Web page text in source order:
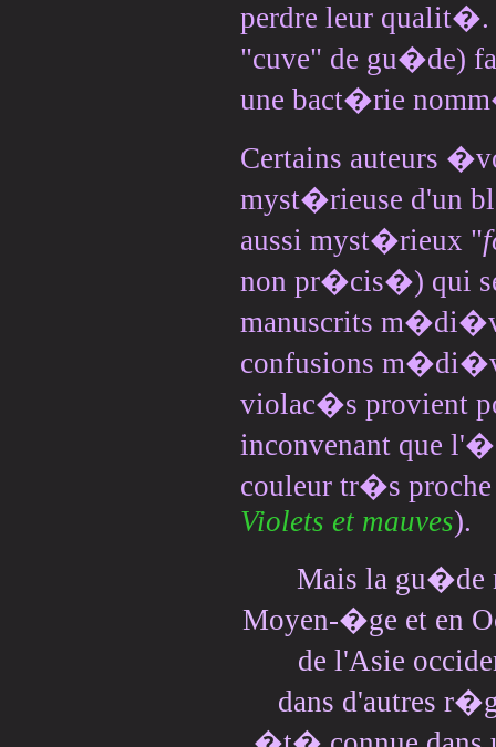
perdre leur
"cuve" de gu�de)
une bact�rie
Certains auteurs
myst�rieuse d'un
aussi myst�rieux "
non pr�cis�) qui
manuscrits
confusions
violac�s provient
inconvenant que
couleur tr�s
Violets et mauves).
Mais la gu�de
Moyen-�ge et en
de l'Asie
dans d'autres